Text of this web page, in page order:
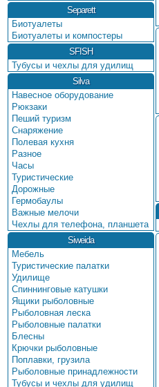
Separett
Биотуалеты
Биотуалеты и компостеры
SFISH
Тубусы и чехлы для удилищ
Silva
Навесное оборудование
Рюкзаки
Пеший туризм
Снаряжение
Полевая кухня
Разное
Часы
Туристические
Дорожные
Гермобаулы
Важные мелочи
Чехлы для телефона, планшета
Siweida
Мебель
Туристические палатки
Удилище
Спиннинговые катушки
Ящики рыболовные
Рыболовная леска
Рыболовные палатки
Блесны
Крючки рыболовные
Поплавки, грузила
Рыболовные принадлежности
Тубусы и чехлы для удилищ